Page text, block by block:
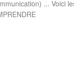
... Voici